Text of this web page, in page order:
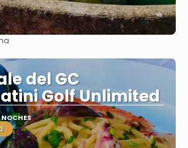
del GC
Golf Unlimited